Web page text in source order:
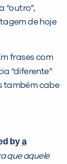
“outro”,
de hoje
frases com
“diferente”
também cabe
by a
que aquele
que